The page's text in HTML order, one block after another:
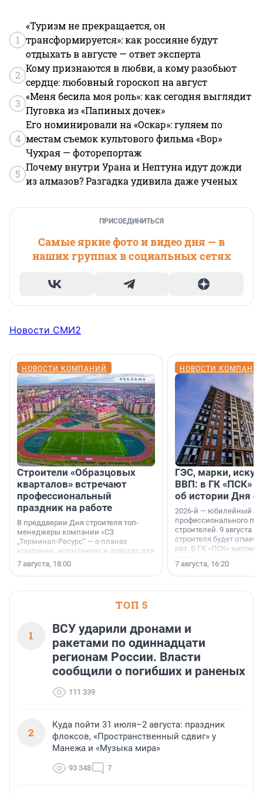
1
«Туризм не прекращается, он
трансформируется»: как россияне будут
отдыхать в августе — ответ эксперта
2
Кому признаются в любви, а кому разобьют
сердце: любовный гороскоп на август
3
«Меня бесила моя роль»: как сегодня выглядит
Пуговка из «Папиных дочек»
4
Его номинировали на «Оскар»: гуляем по
местам съемок культового фильма «Вор»
Чухрая — фоторепортаж
5
Почему внутри Урана и Нептуна идут дожди
из алмазов? Разгадка удивила даже ученых
ПРИСОЕДИНИТЬСЯ
Самые яркие фото и видео дня — в
наших группах в социальных сетях
Новости СМИ2
НОВОСТИ КОМПАНИЙ
Строители «Образцовых
кварталов» встречают
профессиональный
праздник на работе
В преддверии Дня строителя топ-
менеджеры компании «СЗ
„Терминал-Ресурс“ — о планах
компании, испытаниях и поводах для
осторожного оптимизма.
7 августа, 18:00
НОВОСТИ
ГЭС, марки,
ВВП: в ГК «ПСК»
об истории Дня
2026-й — юбилейный
профессионального
строителей. 9 августа
строителя будет
раз. В ГК «ПСК»
поменялась роль
7 августа, 16:20
ТОП 5
1
ВСУ ударили дронами и
ракетами по одиннадцати
регионам России. Власти
сообщили о погибших и раненых
111 339
2
Куда пойти 31 июля–2 августа: праздник
флоксов, «Пространственный сдвиг» у
Манежа и «Музыка мира»
93 348 7